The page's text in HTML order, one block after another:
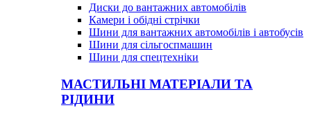
Диски до вантажних автомобілів
Камери і обідні стрічки
Шини для вантажних автомобілів і автобусів
Шини для сільгоспмашин
Шини для спецтехніки
МАСТИЛЬНІ МАТЕРІАЛИ ТА
РІДИНИ